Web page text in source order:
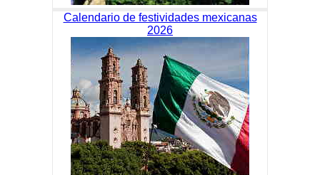
Calendario de festividades mexicanas
2026